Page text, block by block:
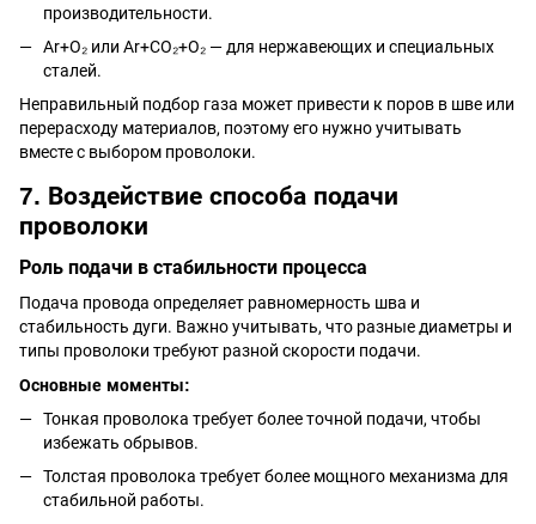
производительности.
Ar+O₂ или Ar+CO₂+O₂ — для нержавеющих и специальных
сталей.
Неправильный подбор газа может привести к поров в шве или
перерасходу материалов, поэтому его нужно учитывать
вместе с выбором проволоки.
7. Воздействие способа подачи
проволоки
Роль подачи в стабильности процесса
Подача провода определяет равномерность шва и
стабильность дуги. Важно учитывать, что разные диаметры и
типы проволоки требуют разной скорости подачи.
Основные моменты:
Тонкая проволока требует более точной подачи, чтобы
избежать обрывов.
Толстая проволока требует более мощного механизма для
стабильной работы.